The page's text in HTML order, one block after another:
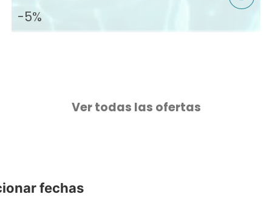
-5%
Ver todas las ofertas
fechas